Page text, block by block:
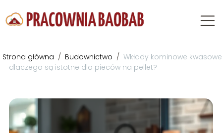
Strona główna / Budownictwo / Wkłady kominowe kwasowe
– dlaczego są istotne dla pieców na pellet?